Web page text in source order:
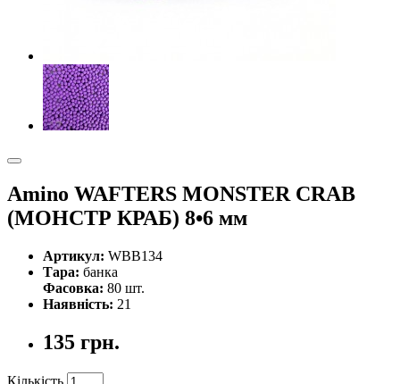
Amino WAFTERS MONSTER CRAB
(МОНСТР КРАБ) 8•6 мм
Артикул: WBB134
Тара: банка
Фасовка: 80 шт.
Наявність: 21
135 грн.
Кількість